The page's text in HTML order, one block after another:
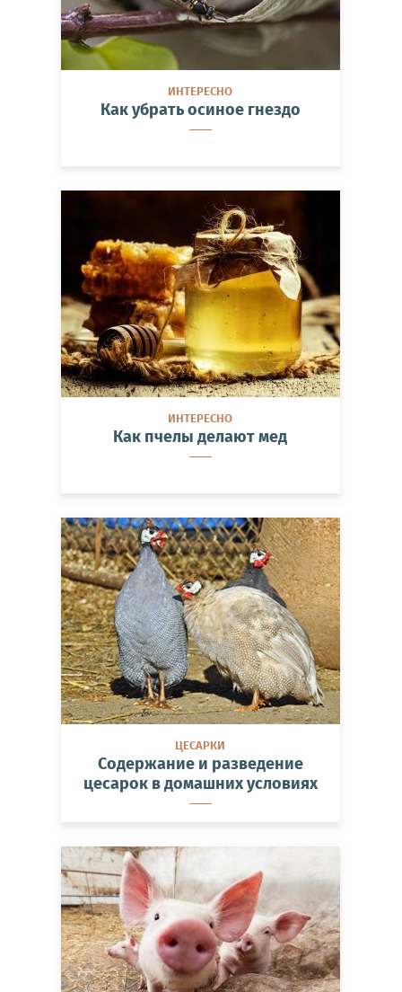
ИНТЕРЕСНО
Как убрать осиное гнездо
ИНТЕРЕСНО
Как пчелы делают мед
ЦЕСАРКИ
Содержание и разведение
цесарок в домашних условиях